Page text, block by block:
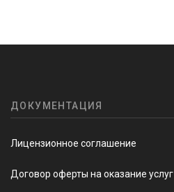
ДОКУМЕНТАЦИЯ
Лицензионное соглашение
Договор оферты на оказание услуг